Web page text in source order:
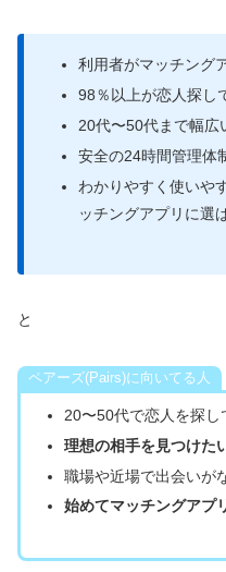
利用者がマッチング
98％以上が恋人探し
20代〜50代まで幅広
安全の24時間管理体
わかりやすく使いや
ッチングアプリに選
と
ペアーズ(Pairs)に向いてる人
20〜50代で恋人を探し
理想の相手を見つけた
職場や近場で出会いが
始めてマッチングアプ